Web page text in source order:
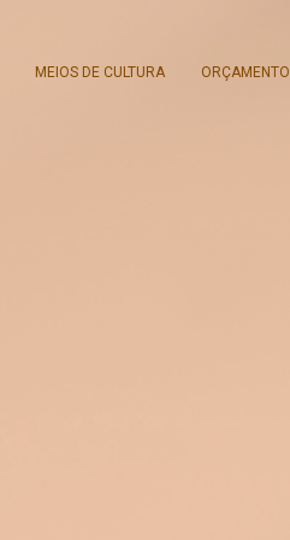
MEIOS DE CULTURA ORÇAMENTO